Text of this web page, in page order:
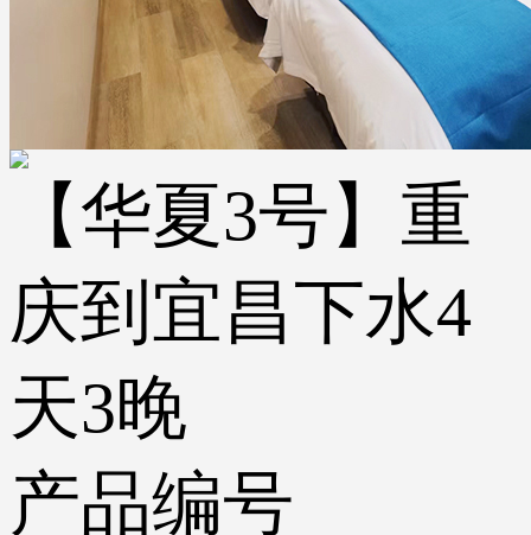
【华夏3号】重
庆到宜昌下水4
天3晚
产品编号